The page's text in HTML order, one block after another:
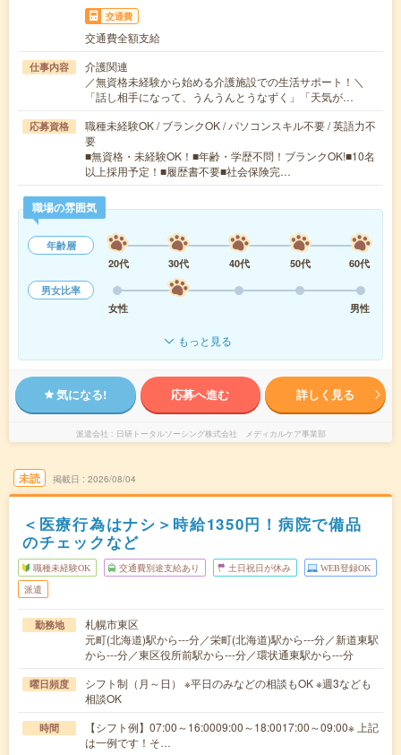
交通費
交通費全額支給
仕事内容
介護関連
／無資格未経験から始める介護施設での生活サポート！＼
「話し相手になって、うんうんとうなずく」「天気が…
応募資格
職種未経験OK / ブランクOK / パソコンスキル不要 / 英語力不
要
■無資格・未経験OK！■年齢・学歴不問！ブランクOK!■10名
以上採用予定！■履歴書不要■社会保険完…
職場の雰囲気
年齢層
20代
30代 40代 50代
60代
男女比率
女性
男性
もっと見る
気になる! 応募へ進む 詳しく見る
派遣会社 日研トータルソーシング株式会社 メディカルケア事業部
未読 掲載日 2026/08/04
＜医療行為はナシ＞時給1350円！病院で備品
のチェックなど
職種未経験OK 交通費別途支給あり 土日祝日が休み WEB登録OK
派遣
勤務地
札幌市東区
元町(北海道)駅から---分／栄町(北海道)駅から---分／新道東駅
から---分／東区役所前駅から---分／環状通東駅から---分
曜日頻度
シフト制（月～日） ※平日のみなどの相談もOK ※週3なども
相談OK
時間
【シフト例】07:00～16:0009:00～18:0017:00～09:00※ 上記
は一例です！そ…